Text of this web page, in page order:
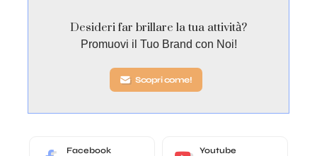
Desideri far brillare la tua attività?
Promuovi il Tuo Brand con Noi!
Scopri come!
Facebook Youtube